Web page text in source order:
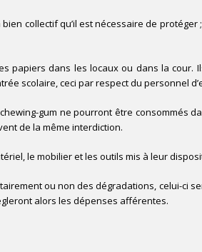
collectif qu’il est nécessaire de
papiers dans les locaux ou dans la cour.
scolaire, ceci par respect du personnel
gum ne pourront être consommés
de la même interdiction.
le mobilier et les outils mis à leur
ou non des dégradations, celui-ci
alors les dépenses afférentes.